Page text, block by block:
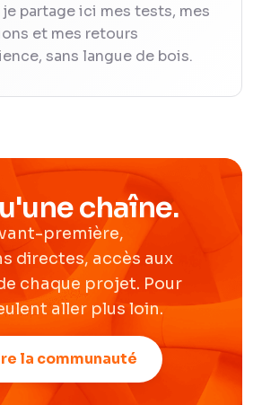
partage ici mes tests, mes
et mes retours
sans langue de bois.
chaîne.
première,
directes, accès aux
chaque projet. Pour
aller plus loin.
la communauté